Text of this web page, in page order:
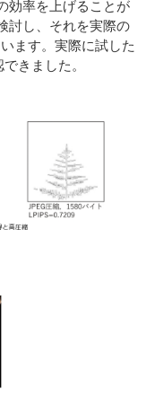
効率を上げることが
討し、それを実際の
ます。実際に試した
きました。